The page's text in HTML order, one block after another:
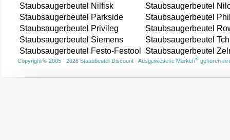
Staubsaugerbeutel Nilfisk
Staubsaugerbeutel
Staubsaugerbeutel Parkside
Staubsaugerbeutel
Staubsaugerbeutel Privileg
Staubsaugerbeutel
Staubsaugerbeutel Siemens
Staubsaugerbeutel
Staubsaugerbeutel Festo-Festool
Staubsaugerbeutel
Copyright © 2005 - 2026 Staubbeutel-Discount - Ausgewiesene Marken®gehören